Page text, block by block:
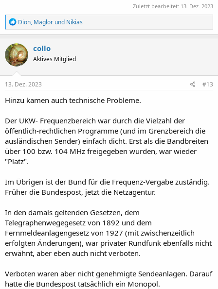
Zuletzt bearbeitet: 13. Dez. 2023
R
e
a
k
t
i
o
n
e
:
Dion, Maglor und Nikias
collo
Aktives Mitglied
13. Dez. 2023 #13
Hinzu kamen auch technische Probleme.
Der UKW- Frequenzbereich war durch die Vielzahl der
öffentlich-rechtlichen Programme (und im Grenzbereich die
ausländischen Sender) einfach dicht. Erst als die Bandbreiten
über 100 bzw. 104 MHz freigegeben wurden, war wieder
"Platz".
Im Übrigen ist der Bund für die Frequenz-Vergabe zuständig.
Früher die Bundespost, jetzt die Netzagentur.
In den damals geltenden Gesetzen, dem
Telegraphenwegegesetz von 1892 und dem
Fernmeldeanlagengesetz von 1927 (mit zwischenzeitlich
erfolgten Änderungen), war privater Rundfunk ebenfalls nicht
erwähnt, aber eben auch nicht verboten.
Verboten waren aber nicht genehmigte Sendeanlagen. Darauf
hatte die Bundespost tatsächlich ein Monopol.